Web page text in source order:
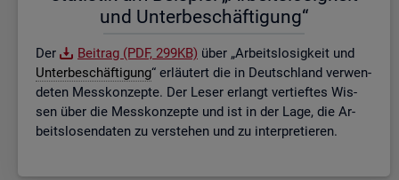
und Un­ter­be­schäf­ti­gung“
Der Bei­trag (PDF, 299KB) über „Ar­beits­lo­sig­keit und
Un­ter­be­schäf­ti­gung“ er­läu­tert die in Deutsch­land ver­wen­
de­ten Mess­kon­zep­te. Der Leser er­langt ver­tief­tes Wis­
sen über die Mess­kon­zep­te und ist in der Lage, die Ar­
beits­lo­sen­da­ten zu ver­ste­hen und zu in­ter­pre­tie­ren.